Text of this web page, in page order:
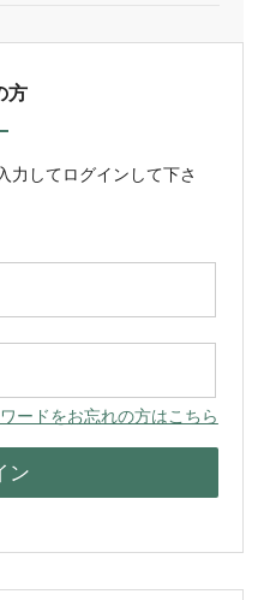
方
力してログインして下さ
ードをお忘れの方はこちら